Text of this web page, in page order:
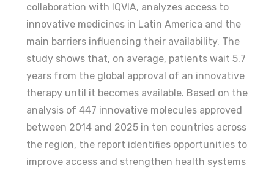
collaboration with IQVIA, analyzes access to
innovative medicines in Latin America and the
main barriers influencing their availability. The
study shows that, on average, patients wait 5.7
years from the global approval of an innovative
therapy until it becomes available. Based on the
analysis of 447 innovative molecules approved
between 2014 and 2025 in ten countries across
the region, the report identifies opportunities to
improve access and strengthen health systems